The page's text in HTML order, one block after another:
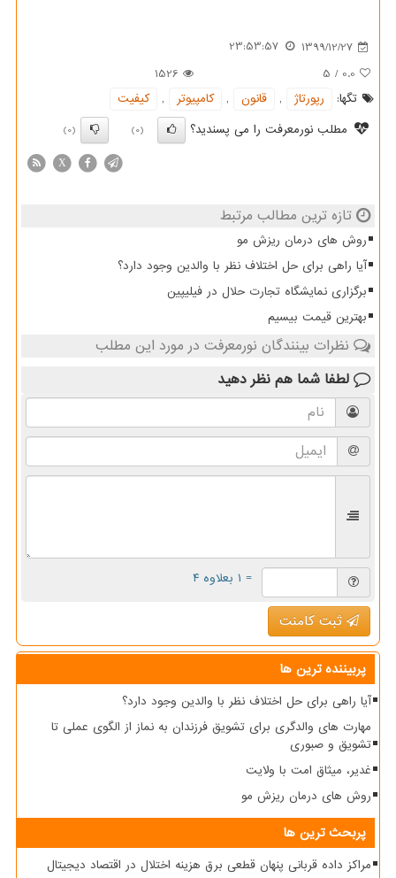
1399/12/27
23:53:57
0.0
/
5
1526
تگها:
رپورتاژ , قانون , كامپیوتر ,
كیفیت
مطلب نورمعرفت را می پسندید؟
(0)
(0)
X
تازه ترین مطالب مرتبط
روش های درمان ریزش مو
آیا راهی برای حل اختلاف نظر با والدین وجود دارد؟
برگزاری نمایشگاه تجارت حلال در فیلیپین
بهترین قیمت بیسیم
نظرات بینندگان نورمعرفت در مورد این مطلب
لطفا شما هم نظر دهید
= ۱ بعلاوه ۴
ثبت کامنت
پربیننده ترین ها
آیا راهی برای حل اختلاف نظر با والدین وجود دارد؟
مهارت های والدگری برای تشویق فرزندان به نماز از الگوی عملی تا
تشویق و صبوری
غدیر، میثاق امت با ولایت
روش های درمان ریزش مو
پربحث ترین ها
مراکز داده قربانی پنهان قطعی برق هزینه اختلال در اقتصاد دیجیتال